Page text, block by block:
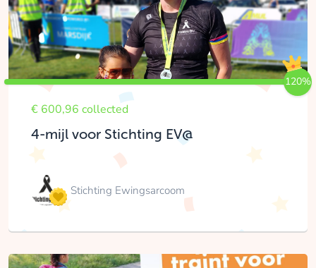
120%
€ 600,96 collected
4-mijl voor Stichting EV@
Stichting Ewingsarcoom